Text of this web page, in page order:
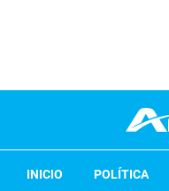
INICIO POLÍTICA